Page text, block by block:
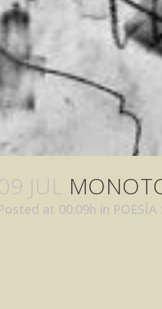
JUL
at 00:09h in